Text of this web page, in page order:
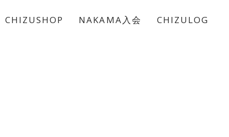
CHIZUSHOP NAKAMA入会 CHIZULOG